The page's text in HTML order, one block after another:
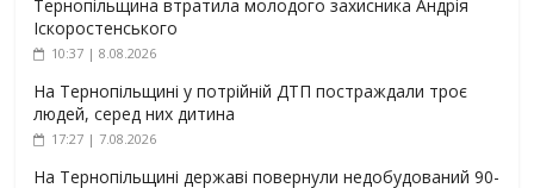
Тернопільщина втратила молодого захисника Андрія
Іскоростенського
10:37 | 8.08.2026
На Тернопільщині у потрійній ДТП постраждали троє
людей, серед них дитина
17:27 | 7.08.2026
На Тернопільщині державі повернули недобудований 90-